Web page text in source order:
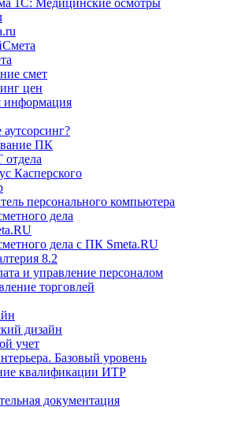
1С: Медицинские осмотры
смет
цен
информация
аутсорсинг?
ПК
отдела
Касперского
персонального компьютера
дела
дела с ПК Smeta.RU
8.2
и управление персоналом
торговлей
дизайн
учет
Базовый уровень
квалификации ИТР
документация